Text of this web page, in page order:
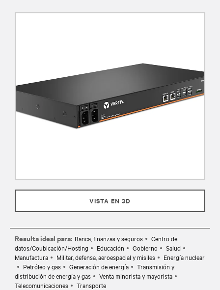
VISTA EN 3D
Resulta ideal para: Banca, finanzas y seguros
Centro de
datos/Coubicación/Hosting
Educación Gobierno
Salud
Manufactura
Militar, defensa, aeroespacial y misiles
Energía nuclear
Petróleo y gas
Generación de energía
Transmisión y
distribución de energía y gas
Venta minorista y mayorista
Telecomunicaciones
Transporte